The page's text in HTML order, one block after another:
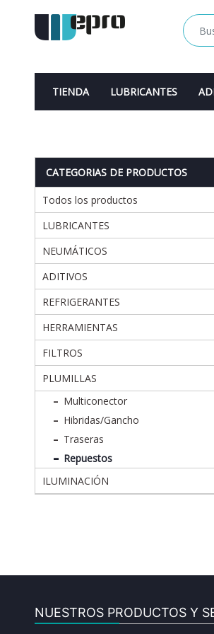
TIENDA LUBRICANTES
CATEGORIAS DE PRODUCTOS
Todos los productos
LUBRICANTES
NEUMÁTICOS
ADITIVOS
REFRIGERANTES
HERRAMIENTAS
FILTROS
PLUMILLAS
Multiconector
Hibridas/Gancho
Traseras
Repuestos
ILUMINACIÓN
NUESTROS PRODUCTOS Y